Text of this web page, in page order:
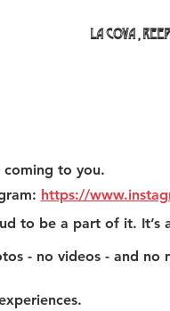
La Cova ,
coming to you.
https://
to be a part of it. It’s
- no videos - and